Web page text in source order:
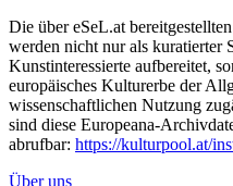
Badger, Autor, Kurator
18:00 – AWARD (DE)
MEDAILLENVERLEIHUNG
GESELLSCHAFT, WIEN
Elfi Semotan, Kristian Bissuti,
Fotograf*innen
Sonntag, 5. Oktober 2025
Die über eSeL.at
werden nicht nur als kuratierter
Kunstinteressierte aufbereitet,
europäisches Kulturerbe der
wissenschaftlichen Nutzung
sind diese Europeana-
abrufbar: https://kulturpool.at/
Über uns